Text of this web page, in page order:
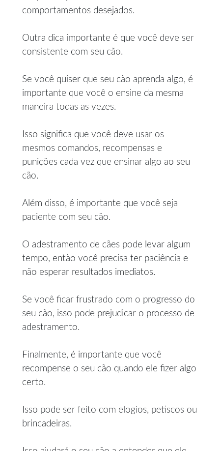
comportamentos desejados.
Outra dica importante é que você deve ser
consistente com seu cão.
Se você quiser que seu cão aprenda algo, é
importante que você o ensine da mesma
maneira todas as vezes.
Isso significa que você deve usar os
mesmos comandos, recompensas e
punições cada vez que ensinar algo ao seu
cão.
Além disso, é importante que você seja
paciente com seu cão.
O adestramento de cães pode levar algum
tempo, então você precisa ter paciência e
não esperar resultados imediatos.
Se você ficar frustrado com o progresso do
seu cão, isso pode prejudicar o processo de
adestramento.
Finalmente, é importante que você
recompense o seu cão quando ele fizer algo
certo.
Isso pode ser feito com elogios, petiscos ou
brincadeiras.